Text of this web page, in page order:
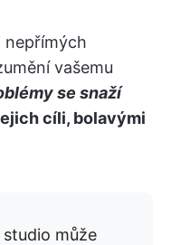
nepřímých
vašemu
se snaží
cíli, bolavými
může